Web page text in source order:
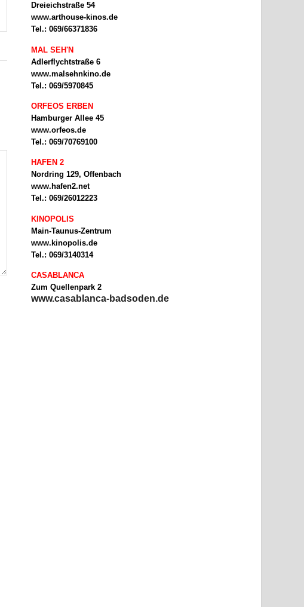
Dreieichstraße 54
www.arthouse-kinos.de
Tel.: 069/66371836
MAL SEH'N
Adlerflychtstraße 6
www.malsehnkino.de
Tel.: 069/5970845
ORFEOS ERBEN
Hamburger Allee 45
www.orfeos.de
Tel.: 069/70769100
HAFEN 2
Nordring 129, Offenbach
www.hafen2.net
Tel.: 069/26012223
KINOPOLIS
Main-Taunus-Zentrum
www.kinopolis.de
Tel.: 069/3140314
CASABLANCA
Zum Quellenpark 2
www.casablanca-badsoden.de